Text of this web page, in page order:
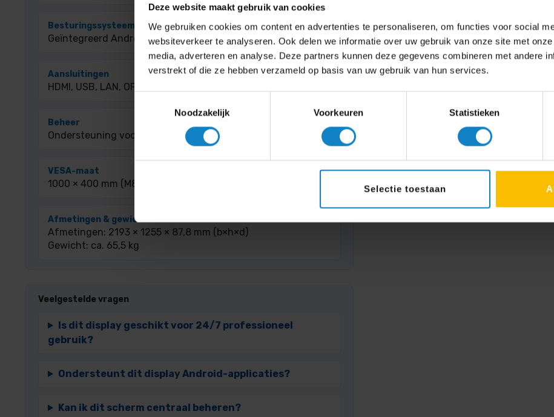
Deze website maakt gebruik van cookies
We gebruiken cookies om content en advertenties te personaliseren, om functies voor social
websiteverkeer te analyseren. Ook delen we informatie over uw gebruik van onze site met
media, adverteren en analyse. Deze partners kunnen deze gegevens combineren met andere
verstrekt of die ze hebben verzameld op basis van uw gebruik van hun services.
Noodzakelijk
Voorkeuren Statistieken
Selectie toestaan
Besturingssysteem
Geïntegreerd Android 11 SoC met interne mediaspeler
Aansluitingen
HDMI, USB, LAN, OPS-slot, WiFi-module inbegrepen
Beheer
Ondersteuning voor CMND & Control en Philips Wave
VESA-maat
1000 × 400 mm (M8-bouten)
Afmetingen & gewicht
Afmetingen: 2193 × 1255 × 87,8 mm (b×h×d)
Gewicht: ca. 65,5 kg
Veelgestelde vragen
Is dit display geschikt voor 24/7 professioneel
gebruik?
Ondersteunt dit display Android-applicaties?
Kan ik dit scherm centraal beheren?